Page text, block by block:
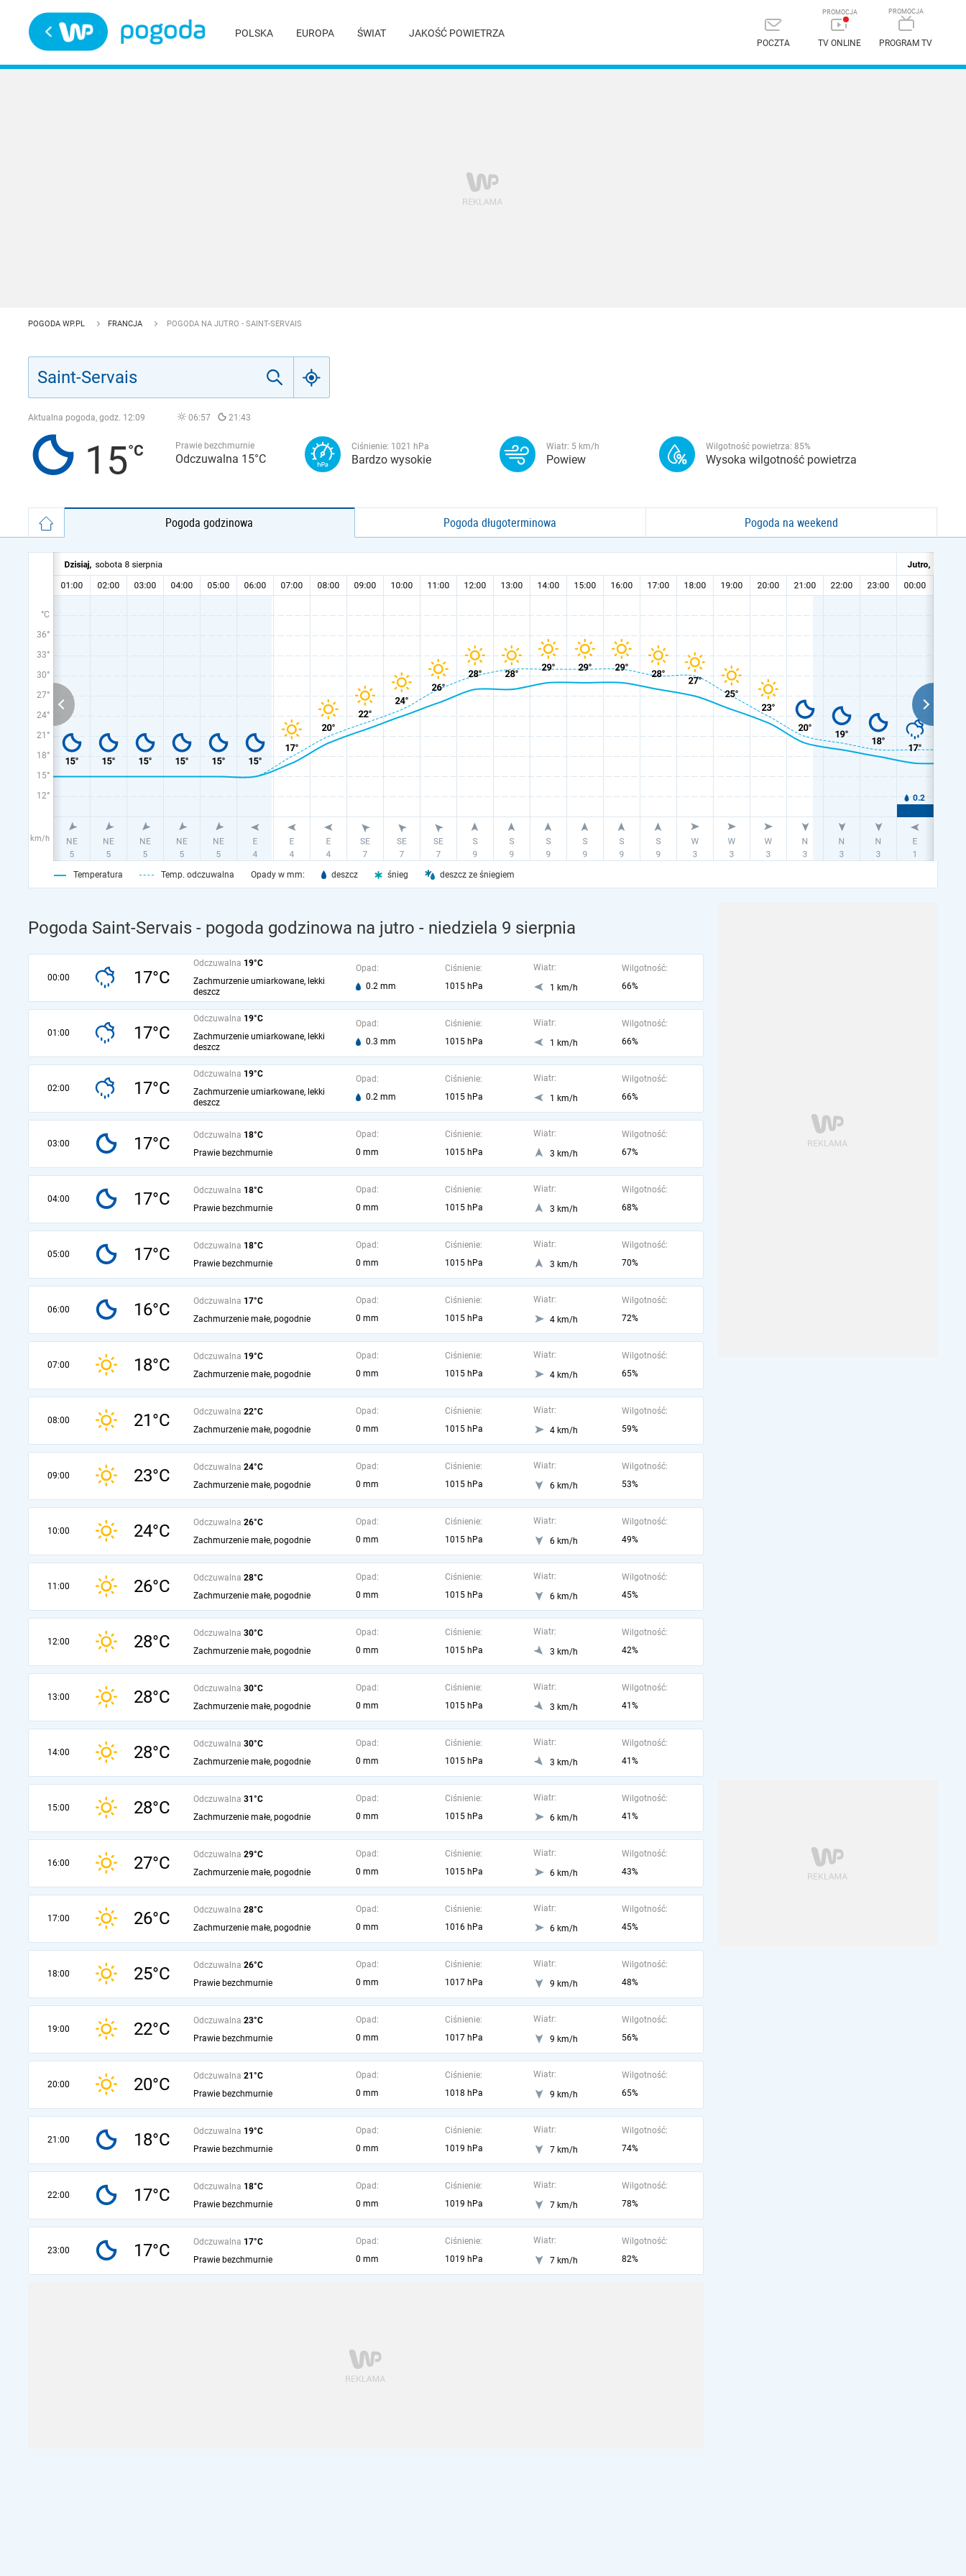
POLSKA EUROPA ŚWIAT JAKOŚĆ POWIETRZA
POCZTA TV ONLINE PROGRAM TV
POGODA WP.PL FRANCJA POGODA NA JUTRO - SAINT-SERVAIS
Aktualna pogoda, godz. 12:09 06:57 21:43
15 Prawie bezchmurnie
Odczuwalna 15°C
Ciśnienie: 1021 hPa
Bardzo wysokie
Wiatr: 5 km/h
Powiew
Wilgotność powietrza: 85%
Wysoka wilgotność powietrza
Pogoda godzinowa Pogoda długoterminowa Pogoda na weekend
°C
36°
33°
30°
27°
24°
21°
18°
15°
12°
km/h
Temperatura Temp. odczuwalna Opady w mm: deszcz śnieg deszcz ze śniegiem
Pogoda Saint-Servais - pogoda godzinowa na jutro - niedziela 9 sierpnia
00:00 17°C
Odczuwalna 19°C
Zachmurzenie umiarkowane, lekki
deszcz
Opad:
0.2 mm
Ciśnienie:
1015 hPa
Wiatr:
1 km/h
Wilgotność:
66%
01:00 17°C
Odczuwalna 19°C
Zachmurzenie umiarkowane, lekki
deszcz
Opad:
0.3 mm
Ciśnienie:
1015 hPa
Wiatr:
1 km/h
Wilgotność:
66%
02:00 17°C
Odczuwalna 19°C
Zachmurzenie umiarkowane, lekki
deszcz
Opad:
0.2 mm
Ciśnienie:
1015 hPa
Wiatr:
1 km/h
Wilgotność:
66%
03:00 17°C Odczuwalna 18°C
Prawie bezchmurnie
Opad:
0 mm
Ciśnienie:
1015 hPa
Wiatr:
3 km/h
Wilgotność:
67%
04:00 17°C Odczuwalna 18°C
Prawie bezchmurnie
Opad:
0 mm
Ciśnienie:
1015 hPa
Wiatr:
3 km/h
Wilgotność:
68%
05:00 17°C Odczuwalna 18°C
Prawie bezchmurnie
Opad:
0 mm
Ciśnienie:
1015 hPa
Wiatr:
3 km/h
Wilgotność:
70%
06:00 16°C Odczuwalna 17°C
Zachmurzenie małe, pogodnie
Opad:
0 mm
Ciśnienie:
1015 hPa
Wiatr:
4 km/h
Wilgotność:
72%
07:00 18°C Odczuwalna 19°C
Zachmurzenie małe, pogodnie
Opad:
0 mm
Ciśnienie:
1015 hPa
Wiatr:
4 km/h
Wilgotność:
65%
08:00 21°C Odczuwalna 22°C
Zachmurzenie małe, pogodnie
Opad:
0 mm
Ciśnienie:
1015 hPa
Wiatr:
4 km/h
Wilgotność:
59%
09:00 23°C Odczuwalna 24°C
Zachmurzenie małe, pogodnie
Opad:
0 mm
Ciśnienie:
1015 hPa
Wiatr:
6 km/h
Wilgotność:
53%
10:00 24°C Odczuwalna 26°C
Zachmurzenie małe, pogodnie
Opad:
0 mm
Ciśnienie:
1015 hPa
Wiatr:
6 km/h
Wilgotność:
49%
11:00 26°C Odczuwalna 28°C
Zachmurzenie małe, pogodnie
Opad:
0 mm
Ciśnienie:
1015 hPa
Wiatr:
6 km/h
Wilgotność:
45%
12:00 28°C Odczuwalna 30°C
Zachmurzenie małe, pogodnie
Opad:
0 mm
Ciśnienie:
1015 hPa
Wiatr:
3 km/h
Wilgotność:
42%
13:00 28°C Odczuwalna 30°C
Zachmurzenie małe, pogodnie
Opad:
0 mm
Ciśnienie:
1015 hPa
Wiatr:
3 km/h
Wilgotność:
41%
14:00 28°C Odczuwalna 30°C
Zachmurzenie małe, pogodnie
Opad:
0 mm
Ciśnienie:
1015 hPa
Wiatr:
3 km/h
Wilgotność:
41%
15:00 28°C Odczuwalna 31°C
Zachmurzenie małe, pogodnie
Opad:
0 mm
Ciśnienie:
1015 hPa
Wiatr:
6 km/h
Wilgotność:
41%
16:00 27°C Odczuwalna 29°C
Zachmurzenie małe, pogodnie
Opad:
0 mm
Ciśnienie:
1015 hPa
Wiatr:
6 km/h
Wilgotność:
43%
17:00 26°C Odczuwalna 28°C
Zachmurzenie małe, pogodnie
Opad:
0 mm
Ciśnienie:
1016 hPa
Wiatr:
6 km/h
Wilgotność:
45%
18:00 25°C Odczuwalna 26°C
Prawie bezchmurnie
Opad:
0 mm
Ciśnienie:
1017 hPa
Wiatr:
9 km/h
Wilgotność:
48%
19:00 22°C Odczuwalna 23°C
Prawie bezchmurnie
Opad:
0 mm
Ciśnienie:
1017 hPa
Wiatr:
9 km/h
Wilgotność:
56%
20:00 20°C Odczuwalna 21°C
Prawie bezchmurnie
Opad:
0 mm
Ciśnienie:
1018 hPa
Wiatr:
9 km/h
Wilgotność:
65%
21:00 18°C Odczuwalna 19°C
Prawie bezchmurnie
Opad:
0 mm
Ciśnienie:
1019 hPa
Wiatr:
7 km/h
Wilgotność:
74%
22:00 17°C Odczuwalna 18°C
Prawie bezchmurnie
Opad:
0 mm
Ciśnienie:
1019 hPa
Wiatr:
7 km/h
Wilgotność:
78%
23:00 17°C Odczuwalna 17°C
Prawie bezchmurnie
Opad:
0 mm
Ciśnienie:
1019 hPa
Wiatr:
7 km/h
Wilgotność:
82%